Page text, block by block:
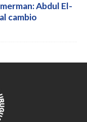
Abdul El-
cambio